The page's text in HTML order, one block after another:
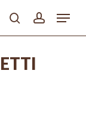
searchaccount
Menu
Close